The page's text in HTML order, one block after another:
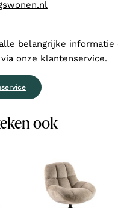
belangrijke informatie
onze klantenservice.
ook